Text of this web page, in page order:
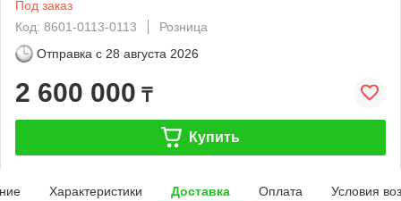
Под заказ
Код: 8601-0113-0113
Розница
Отправка с 28 августа 2026
2 600 000 ₸
Купить
Характеристики Доставка Оплата Условия